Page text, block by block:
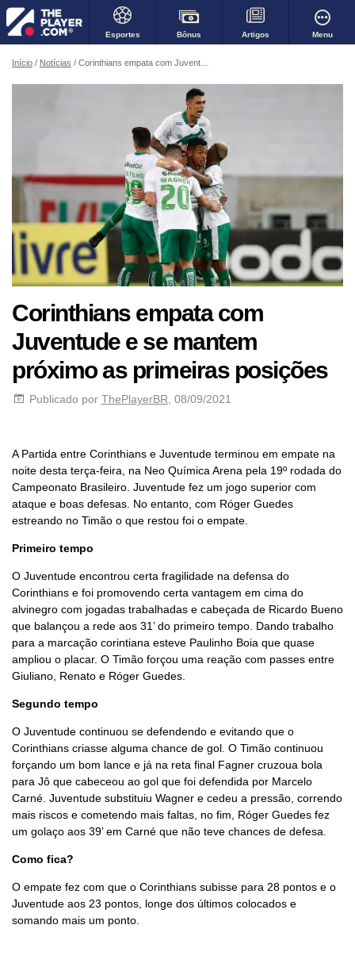
Esportes Bônus Artigos Menu
Início Notícias Corinthians empata com Juventude e se mantem próximo as primeiras posições
Corinthians empata com
Juventude e se mantem
próximo as primeiras posições
Publicado por ThePlayerBR , 08/09/2021
A Partida entre Corinthians e Juventude terminou em empate na
noite desta terça-feira, na Neo Química Arena pela 19º rodada do
Campeonato Brasileiro. Juventude fez um jogo superior com
ataque e boas defesas. No entanto, com Róger Guedes
estreando no Timão o que restou foi o empate.
Primeiro tempo
O Juventude encontrou certa fragilidade na defensa do
Corinthians e foi promovendo certa vantagem em cima do
alvinegro com jogadas trabalhadas e cabeçada de Ricardo Bueno
que balançou a rede aos 31’ do primeiro tempo. Dando trabalho
para a marcação corintiana esteve Paulinho Boia que quase
ampliou o placar. O Timão forçou uma reação com passes entre
Giuliano, Renato e Róger Guedes.
Segundo tempo
O Juventude continuou se defendendo e evitando que o
Corinthians criasse alguma chance de gol. O Timão continuou
forçando um bom lance e já na reta final Fagner cruzoua bola
para Jô que cabeceou ao gol que foi defendida por Marcelo
Carné. Juventude substituiu Wagner e cedeu a pressão, correndo
mais riscos e cometendo mais faltas, no fim, Róger Guedes fez
um golaço aos 39’ em Carné que não teve chances de defesa.
Como fica?
O empate fez com que o Corinthians subisse para 28 pontos e o
Juventude aos 23 pontos, longe dos últimos colocados e
somando mais um ponto.